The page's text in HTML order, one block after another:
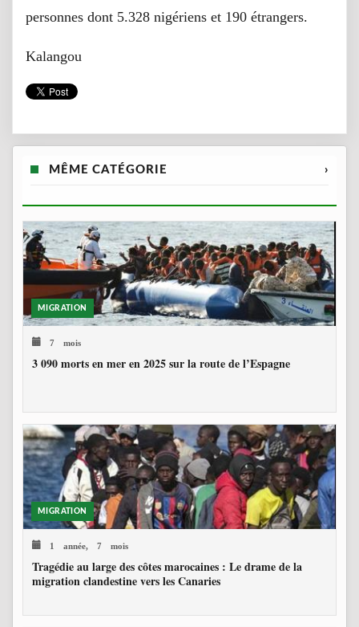
personnes dont 5.328 nigériens et 190 étrangers.
Kalangou
MÊME CATÉGORIE ›
MIGRATION
7 mois
3 090 morts en mer en 2025 sur la route de l’Espagne
MIGRATION
1 année, 7 mois
Tragédie au large des côtes marocaines : Le drame de la
migration clandestine vers les Canaries